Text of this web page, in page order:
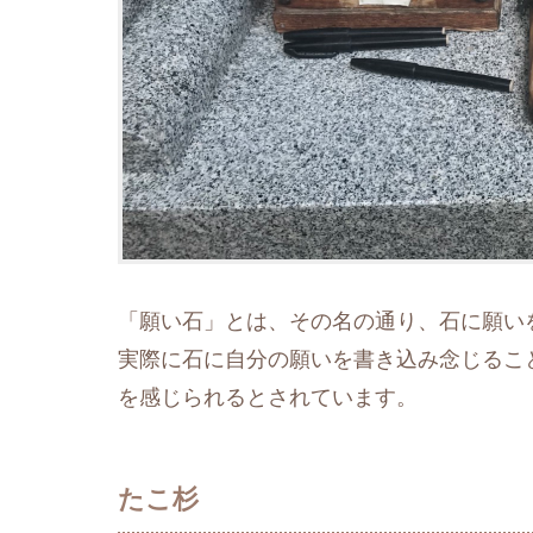
「願い石」とは、その名の通り、石に願
実際に石に自分の願いを書き込み念じる
を感じられるとされています。
たこ杉